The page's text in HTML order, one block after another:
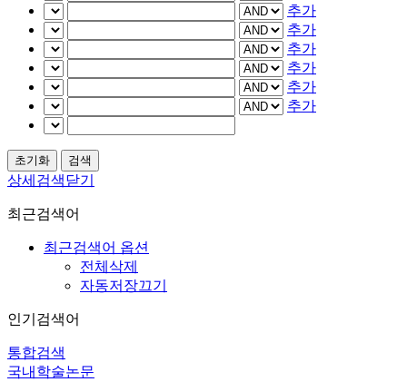
추가
추가
추가
추가
추가
추가
상세검색닫기
최근검색어
최근검색어 옵션
전체삭제
자동저장끄기
인기검색어
통합검색
국내학술논문